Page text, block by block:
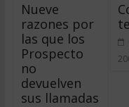
Nueve
razones por
las que los
Prospecto
no
devuelven
sus llamadas